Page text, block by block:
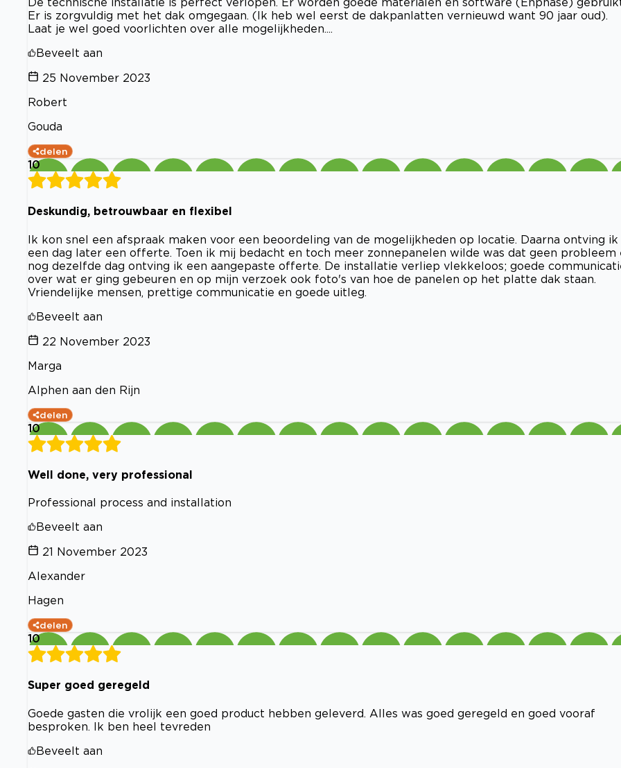
Er is zorgvuldig met het dak omgegaan. (Ik heb wel eerst de dakpanlatten vernieuwd want 90 jaar oud).
Laat je wel goed voorlichten over alle mogelijkheden....
Beveelt aan
25 November 2023
Robert
Gouda
delen
10
Deskundig, betrouwbaar en flexibel
Ik kon snel een afspraak maken voor een beoordeling van de mogelijkheden op locatie. Daarna ontving ik
een dag later een offerte. Toen ik mij bedacht en toch meer zonnepanelen wilde was dat geen probleem
nog dezelfde dag ontving ik een aangepaste offerte. De installatie verliep vlekkeloos; goede
over wat er ging gebeuren en op mijn verzoek ook foto's van hoe de panelen op het platte dak staan.
Vriendelijke mensen, prettige communicatie en goede uitleg.
Beveelt aan
22 November 2023
Marga
Alphen aan den Rijn
delen
10
Well done, very professional
Professional process and installation
Beveelt aan
21 November 2023
Alexander
Hagen
delen
10
Super goed geregeld
Goede gasten die vrolijk een goed product hebben geleverd. Alles was goed geregeld en goed vooraf
besproken. Ik ben heel tevreden
Beveelt aan